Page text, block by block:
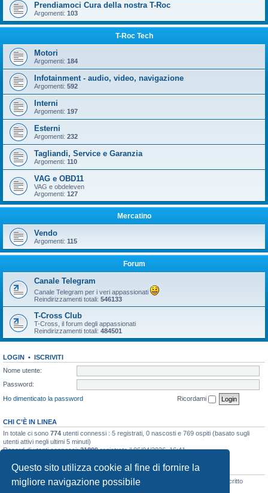
Questo sito utilizza cookie al fine di fornire la
migliore navigazione possibile
Prendiamoci Cura della nostra T-Roc
Argomenti: 103
T-Roc Tech
Motori
Argomenti: 184
Infotainment - audio, video, navigazione
Argomenti: 592
Interni
Argomenti: 197
Esterni
Argomenti: 232
Tagliandi, Service e Garanzia
Argomenti: 110
VAG e OBD11
VAG e obdeleven
Argomenti: 127
Mercatino
Vendo
Argomenti: 115
Forum
Canale Telegram
Canale Telegram per i veri appassionati
Reindirizzamenti totali: 546133
T-Cross Club
T-Cross, il forum degli appassionati
Reindirizzamenti totali: 484501
LOGIN • ISCRIVITI
Nome utente:
Password:
Ho dimenticato la password
Ricordami
CHI C’È IN LINEA
In totale ci sono 774 utenti connessi : 5 registrati, 0 nascosti e 769 ospiti (basato sugli
utenti attivi negli ultimi 5 minuti)
Record di utenti connessi:21899registrato il 06/04/2026, 16:41
STATISTICHE
Totale messaggi48135• Totale argomenti 3073• Totale iscritti
• Ultimo iscritto
simo.giagnorio